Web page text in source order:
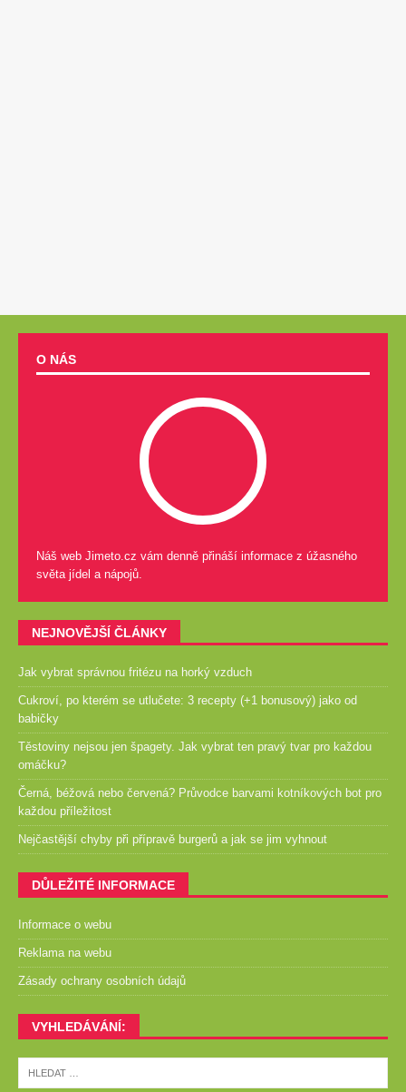
O NÁS
Náš web Jimeto.cz vám denně přináší informace z úžasného
světa jídel a nápojů.
NEJNOVĚJŠÍ ČLÁNKY
Jak vybrat správnou fritézu na horký vzduch
Cukroví, po kterém se utlučete: 3 recepty (+1 bonusový) jako od
babičky
Těstoviny nejsou jen špagety. Jak vybrat ten pravý tvar pro každou
omáčku?
Černá, béžová nebo červená? Průvodce barvami kotníkových bot pro
každou příležitost
Nejčastější chyby při přípravě burgerů a jak se jim vyhnout
DŮLEŽITÉ INFORMACE
Informace o webu
Reklama na webu
Zásady ochrany osobních údajů
VYHLEDÁVÁNÍ: